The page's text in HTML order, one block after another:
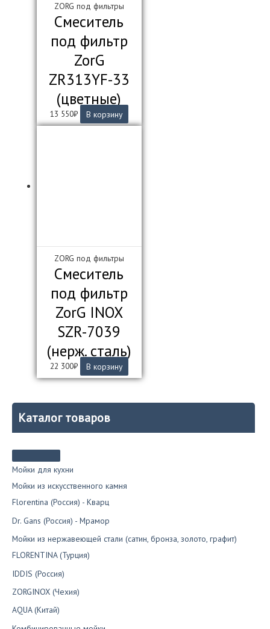
Каталог товаров
Мойки для кухни
Мойки из искусственного камня
Florentina (Россия) - Кварц
Dr. Gans (Россия) - Мрамор
Мойки из нержавеющей стали (сатин, бронза, золото, графит)
FLORENTINA (Турция)
IDDIS (Россия)
ZORGINOX (Чехия)
AQUA (Китай)
ZORG под фильтры
Смеситель
под фильтр
ZorG
ZR313YF-33
(цветные)
13 550₽ В корзину
ZORG под фильтры
Смеситель
под фильтр
ZorG INOX
SZR-7039
(нерж. сталь)
22 300₽ В корзину